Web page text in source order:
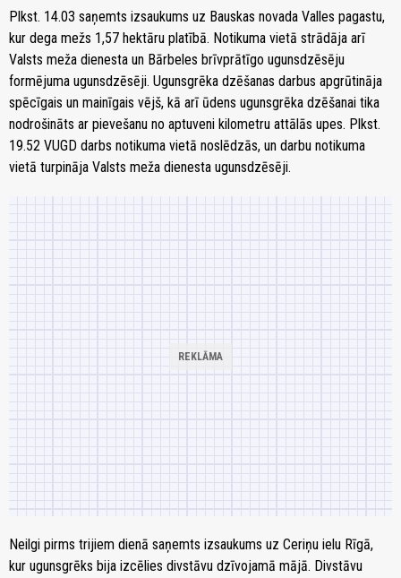
Plkst. 14.03 saņemts izsaukums uz Bauskas novada Valles pagastu,
kur dega mežs 1,57 hektāru platībā. Notikuma vietā strādāja arī
Valsts meža dienesta un Bārbeles brīvprātīgo ugunsdzēsēju
formējuma ugunsdzēsēji. Ugunsgrēka dzēšanas darbus apgrūtināja
spēcīgais un mainīgais vējš, kā arī ūdens ugunsgrēka dzēšanai tika
nodrošināts ar pievešanu no aptuveni kilometru attālās upes. Plkst.
19.52 VUGD darbs notikuma vietā noslēdzās, un darbu notikuma
vietā turpināja Valsts meža dienesta ugunsdzēsēji.
Neilgi pirms trijiem dienā saņemts izsaukums uz Ceriņu ielu Rīgā,
kur ugunsgrēks bija izcēlies divstāvu dzīvojamā mājā. Divstāvu